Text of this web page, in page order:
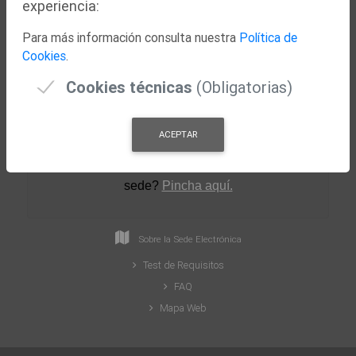
sede? Pincha aquí.
Sobre la Sede Electrónica
Test de Requisitos
FAQ
Mapa Web
experiencia:
Para más información consulta nuestra Política de
Cookies.
Cookies técnicas (Obligatorias)
ACEPTAR